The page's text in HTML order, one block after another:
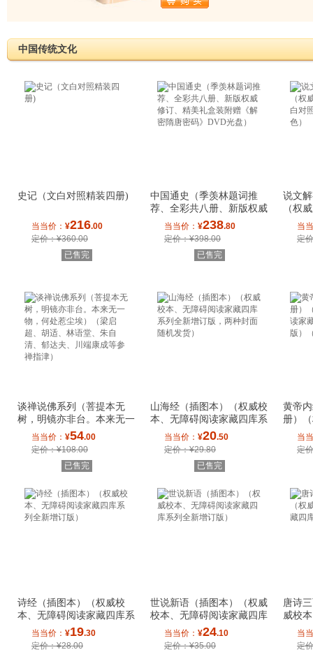
中国传统文化
史记（文白对照精装四册)
当当价： ¥216.00
定价：¥360.00
已售完
中国通史（季羡林题词推
荐、全彩共八册、新版权威
修订、精美礼盒
当当价： ¥238.80
定价：¥398.00
已售完
说文
（权
白对
当
定
谈禅说佛系列（菩提本无
树，明镜亦非台。本来无一
物，何处惹尘埃
当当价： ¥54.00
定价：¥108.00
已售完
山海经（插图本）（权威校
本、无障碍阅读家藏四库系
列全新增订版
当当价： ¥20.50
定价：¥29.80
已售完
黄帝
册）
读家
当
定
诗经（插图本）（权威校
本、无障碍阅读家藏四库系
列全新增订版）
当当价： ¥19.30
定价：¥28.00
世说新语（插图本）（权威
校本、无障碍阅读家藏四库
系列全新增订
当当价： ¥24.10
定价：¥35.00
唐诗
威校
库系
当
定